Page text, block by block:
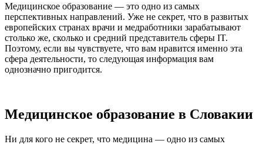
Медицинское образование — это одно из самых
перспективных направлений. Уже не секрет, что в развитых
европейских странах врачи и медработники зарабатывают
столько же, сколько и средний представитель сферы IT.
Поэтому, если вы чувствуете, что вам нравится именно эта
сфера деятельности, то следующая информация вам
однозначно пригодится.
Медицинское образование в Словакии
Ни для кого не секрет, что медицина — одно из самых